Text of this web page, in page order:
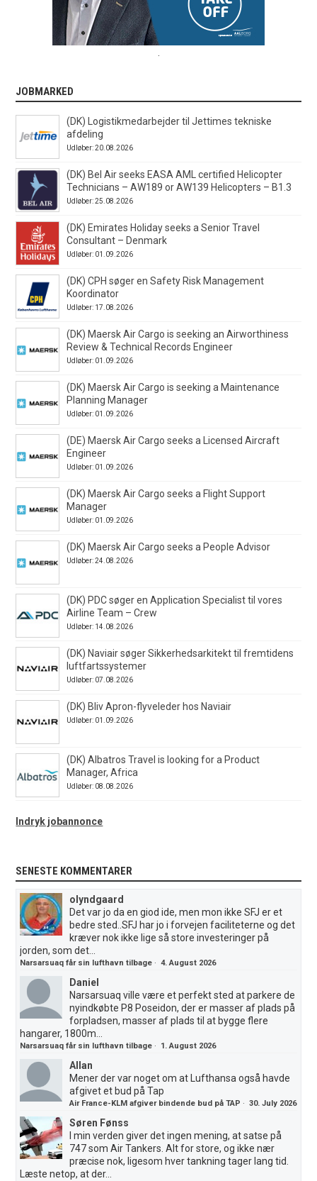
JOBMARKED
(DK) Logistikmedarbejder til Jettimes tekniske
afdeling
Udløber: 20.08.2026
(DK) Bel Air seeks EASA AML certified Helicopter
Technicians – AW189 or AW139 Helicopters – B1.3
Udløber: 25.08.2026
(DK) Emirates Holiday seeks a Senior Travel
Consultant – Denmark
Udløber: 01.09.2026
(DK) CPH søger en Safety Risk Management
Koordinator
Udløber: 17.08.2026
(DK) Maersk Air Cargo is seeking an Airworthiness
Review & Technical Records Engineer
Udløber: 01.09.2026
(DK) Maersk Air Cargo is seeking a Maintenance
Planning Manager
Udløber: 01.09.2026
(DE) Maersk Air Cargo seeks a Licensed Aircraft
Engineer
Udløber: 01.09.2026
(DK) Maersk Air Cargo seeks a Flight Support
Manager
Udløber: 01.09.2026
(DK) Maersk Air Cargo seeks a People Advisor
Udløber: 24.08.2026
(DK) PDC søger en Application Specialist til vores
Airline Team – Crew
Udløber: 14.08.2026
(DK) Naviair søger Sikkerhedsarkitekt til fremtidens
luftfartssystemer
Udløber: 07.08.2026
(DK) Bliv Apron-flyveleder hos Naviair
Udløber: 01.09.2026
(DK) Albatros Travel is looking for a Product
Manager, Africa
Udløber: 08.08.2026
Indryk jobannonce
SENESTE KOMMENTARER
olyndgaard
Det var jo da en giod ide, men mon ikke SFJ er et
bedre sted..SFJ har jo i forvejen faciliteterne og det
kræver nok ikke lige så store investeringer på
jorden, som det...
Narsarsuaq får sin lufthavn tilbage ·4. August 2026
Daniel
Narsarsuaq ville være et perfekt sted at parkere de
nyindkøbte P8 Poseidon, der er masser af plads på
forpladsen, masser af plads til at bygge flere
hangarer, 1800m...
Narsarsuaq får sin lufthavn tilbage · 1. August 2026
Allan
Mener der var noget om at Lufthansa også havde
afgivet et bud på Tap
Air France-KLM afgiver bindende bud på TAP ·30. July 2026
Søren Fønss
I min verden giver det ingen mening, at satse på
747 som Air Tankers. Alt for store, og ikke nær
præcise nok, ligesom hver tankning tager lang tid.
Læste netop, at der...